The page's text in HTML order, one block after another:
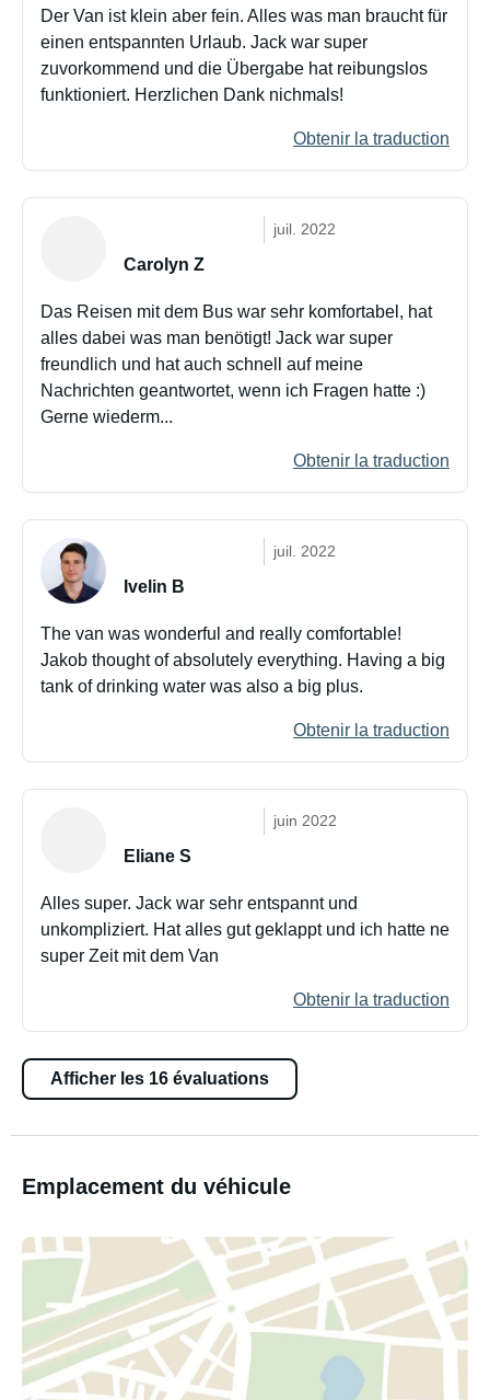
Der Van ist klein aber fein. Alles was man braucht für
einen entspannten Urlaub. Jack war super
zuvorkommend und die Übergabe hat reibungslos
funktioniert. Herzlichen Dank nichmals!
Obtenir la traduction
juil. 2022
Carolyn Z
Das Reisen mit dem Bus war sehr komfortabel, hat
alles dabei was man benötigt! Jack war super
freundlich und hat auch schnell auf meine
Nachrichten geantwortet, wenn ich Fragen hatte :)
Gerne wiederm...
Obtenir la traduction
juil. 2022
Ivelin B
The van was wonderful and really comfortable!
Jakob thought of absolutely everything. Having a big
tank of drinking water was also a big plus.
Obtenir la traduction
juin 2022
Eliane S
Alles super. Jack war sehr entspannt und
unkompliziert. Hat alles gut geklappt und ich hatte ne
super Zeit mit dem Van
Obtenir la traduction
Afficher les 16 évaluations
Emplacement du véhicule